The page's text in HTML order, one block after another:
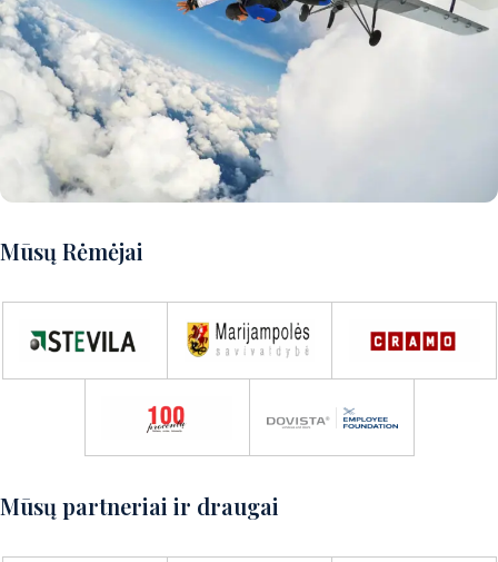
Norite patirti puikų nuotykį?
Susisiekite su mumis
Mūsų Rėmėjai
Mūsų partneriai ir draugai